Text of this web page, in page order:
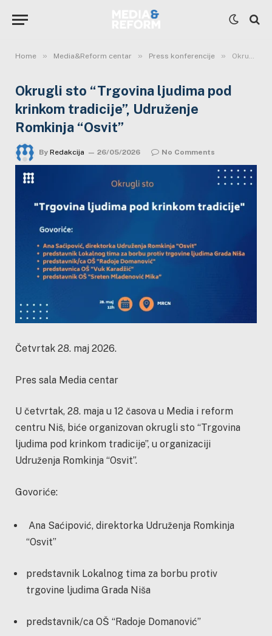
Home » Media&Reform centar » Press konferencije » Okrugli sto “Trgovina ljudima pod krinkom tradicije”, Udruženje Romkinja “Osvit”
Okrugli sto “Trgovina ljudima pod
krinkom tradicije”, Udruženje
Romkinja “Osvit”
By Redakcija 26/05/2026 No Comments
Četvrtak 28. maj 2026.
Pres sala Media centar
U četvrtak, 28. maja u 12 časova u Media i reform
centru Niš, biće organizovan okrugli sto “Trgovina
ljudima pod krinkom tradicije”, u organizaciji
Udruženja Romkinja “Osvit”.
Govoriće:
Ana Saćipović, direktorka Udruženja Romkinja
“Osvit”
predstavnik Lokalnog tima za borbu protiv
trgovine ljudima Grada Niša
predstavnik/ca OŠ “Radoje Domanović”